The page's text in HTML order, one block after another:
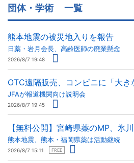
団体・学術 一覧
熊本地震の被災地入りを報告
日薬・岩月会長、高齢医師の廃業懸念
2026/8/7 19:48
OTC遠隔販売、コンビニに「大き
JFAが報道機関向け説明会
2026/8/7 19:45
【無料公開】宮崎県薬のMP、氷
熊本地震、熊本・福岡県薬は活動継続
2026/8/7 15:11 FREE